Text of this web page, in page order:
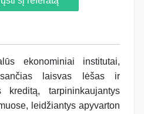
ekonominiai institutai,
laisvas lėšas ir
kreditą, tarpininkaujantys
leidžiantys apyvarton